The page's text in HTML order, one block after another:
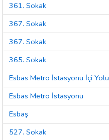
361. Sokak
367. Sokak
367. Sokak
365. Sokak
Esbas Metro İstasyonu İçi Yolu
Esbas Metro İstasyonu
Esbaş
527. Sokak